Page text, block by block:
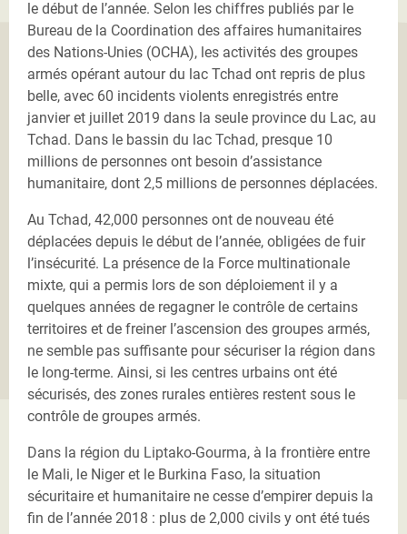
le début de l’année. Selon les chiffres publiés par le
Bureau de la Coordination des affaires humanitaires
des Nations-Unies (OCHA), les activités des groupes
armés opérant autour du lac Tchad ont repris de plus
belle, avec 60 incidents violents enregistrés entre
janvier et juillet 2019 dans la seule province du Lac, au
Tchad. Dans le bassin du lac Tchad, presque 10
millions de personnes ont besoin d’assistance
humanitaire, dont 2,5 millions de personnes déplacées.
Au Tchad, 42,000 personnes ont de nouveau été
déplacées depuis le début de l’année, obligées de fuir
l’insécurité. La présence de la Force multinationale
mixte, qui a permis lors de son déploiement il y a
quelques années de regagner le contrôle de certains
territoires et de freiner l’ascension des groupes armés,
ne semble pas suffisante pour sécuriser la région dans
le long-terme. Ainsi, si les centres urbains ont été
sécurisés, des zones rurales entières restent sous le
contrôle de groupes armés.
Dans la région du Liptako-Gourma, à la frontière entre
le Mali, le Niger et le Burkina Faso, la situation
sécuritaire et humanitaire ne cesse d’empirer depuis la
fin de l’année 2018 : plus de 2,000 civils y ont été tués